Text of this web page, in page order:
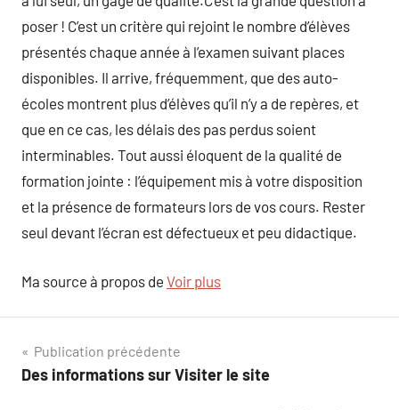
poser ! C’est un critère qui rejoint le nombre d’élèves
présentés chaque année à l’examen suivant places
disponibles. Il arrive, fréquemment, que des auto-
écoles montrent plus d’élèves qu’il n’y a de repères, et
que en ce cas, les délais des pas perdus soient
interminables. Tout aussi éloquent de la qualité de
formation jointe : l’équipement mis à votre disposition
et la présence de formateurs lors de vos cours. Rester
seul devant l’écran est défectueux et peu didactique.
Ma source à propos de Voir plus
Navigation
de
Publication précédente
Des informations sur Visiter le site